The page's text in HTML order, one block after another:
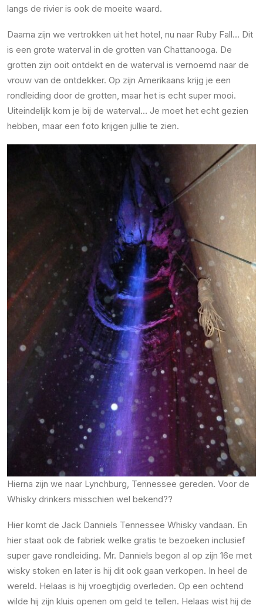
langs de rivier is ook de moeite waard.
Daarna zijn we vertrokken uit het hotel, nu naar Ruby Fall… Dit
is een grote waterval in de grotten van Chattanooga. De
grotten zijn ooit ontdekt en de waterval is vernoemd naar de
vrouw van de ontdekker. Op zijn Amerikaans krijg je een
rondleiding door de grotten, maar het is echt super mooi.
Uiteindelijk kom je bij de waterval… Je moet het echt gezien
hebben, maar een foto krijgen jullie te zien.
Hierna zijn we naar Lynchburg, Tennessee gereden. Voor de
Whisky drinkers misschien wel bekend??
Hier komt de Jack Danniels Tennessee Whisky vandaan. En
hier staat ook de fabriek welke gratis te bezoeken inclusief
super gave rondleiding. Mr. Danniels begon al op zijn 16e met
wisky stoken en later is hij dit ook gaan verkopen. In heel de
wereld. Helaas is hij vroegtijdig overleden. Op een ochtend
wilde hij zijn kluis openen om geld te tellen. Helaas wist hij de